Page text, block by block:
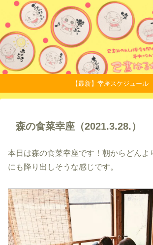
【最新】幸座スケジュール
森の食菜幸座（2021.3.28.）
本日は森の食菜幸座です！朝からどんよ
にも降り出しそうな感じです。